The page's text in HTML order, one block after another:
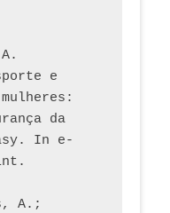
e
da
In e-
A.;